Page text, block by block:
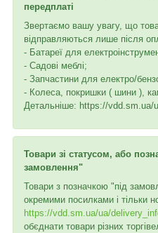
передплаті
Звертаємо вашу увагу, що
відправляються лише після
- Батареї для
- Садові меблі;
- Запчастини для електро/
- Колеса, покришки ( шини ),
Детальніше: https://vdd.sm.ua/
Товари зі статусом, або
замовлення"
Товари з позначкою "під
окремими посилками і тільки
https://vdd.sm.ua/ua/
обєднати товари різних